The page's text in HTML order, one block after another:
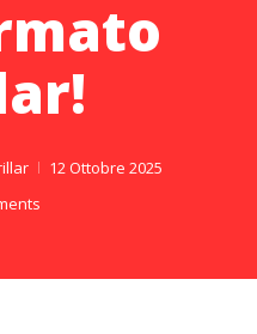
12 Ottobre 2025